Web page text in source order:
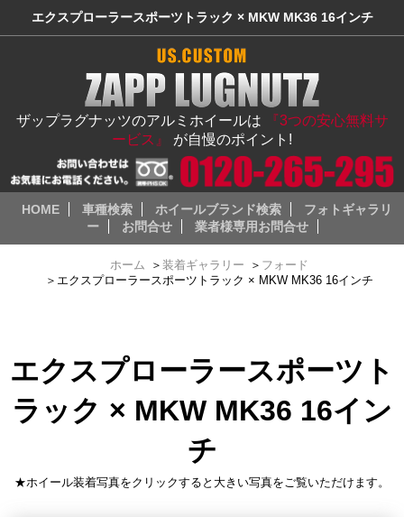
エクスプローラースポーツトラック × MKW MK36 16インチ
ザップラグナッツのアルミホイールは
『3つの安心無料サ
ービス』 が自慢のポイント!
HOME 車種検索 ホイールブランド検索
フォトギャラリ
ー
お問合せ 業者様専用お問合せ
ホーム ＞ 装着ギャラリー ＞ フォード
＞ エクスプローラースポーツトラック × MKW MK36 16インチ
エクスプローラースポーツト
ラック × MKW MK36 16イン
チ
★ホイール装着写真をクリックすると大きい写真をご覧いただけます。